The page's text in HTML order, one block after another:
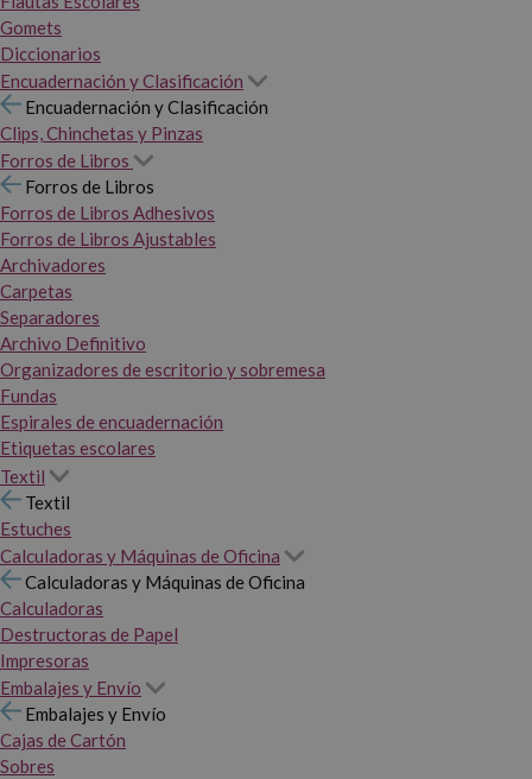
Gomets
Diccionarios
Encuadernación y Clasificación
Encuadernación y Clasificación
Clips, Chinchetas y Pinzas
Forros de Libros
Forros de Libros
Forros de Libros Adhesivos
Forros de Libros Ajustables
Archivadores
Carpetas
Separadores
Archivo Definitivo
Organizadores de escritorio y sobremesa
Fundas
Espirales de encuadernación
Etiquetas escolares
Textil
Textil
Estuches
Calculadoras y Máquinas de Oficina
Calculadoras y Máquinas de Oficina
Calculadoras
Destructoras de Papel
Impresoras
Embalajes y Envío
Embalajes y Envío
Cajas de Cartón
Sobres